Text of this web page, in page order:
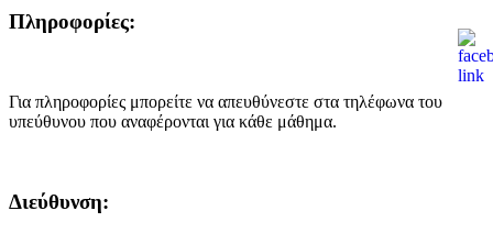
Πληροφορίες:
Για πληροφορίες μπορείτε να απευθύνεστε στα τηλέφωνα του
υπεύθυνου που αναφέρονται για κάθε μάθημα.
Διεύθυνση: